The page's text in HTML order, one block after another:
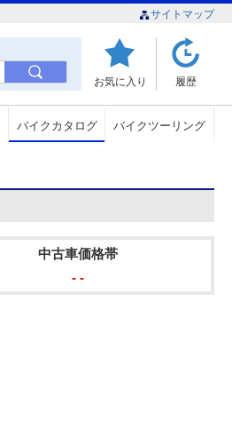
サイトマップ
お気に入り 履歴
バイクカタログ バイクツーリング
中古車価格帯
- -